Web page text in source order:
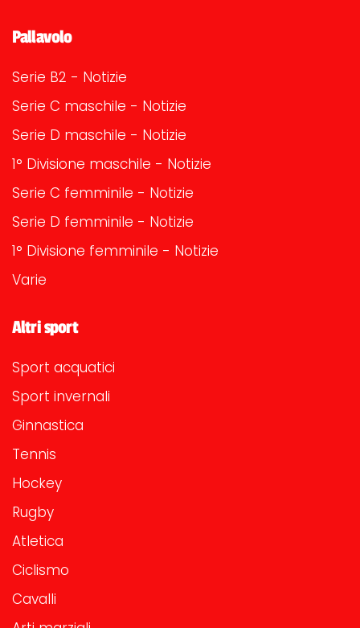
Pallavolo
Serie B2 - Notizie
Serie C maschile - Notizie
Serie D maschile - Notizie
1° Divisione maschile - Notizie
Serie C femminile - Notizie
Serie D femminile - Notizie
1° Divisione femminile - Notizie
Varie
Altri sport
Sport acquatici
Sport invernali
Ginnastica
Tennis
Hockey
Rugby
Atletica
Ciclismo
Cavalli